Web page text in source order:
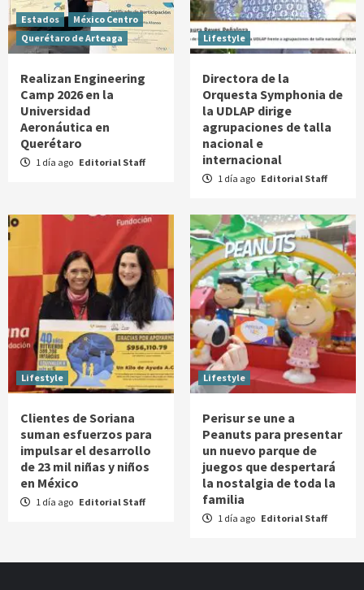
Estados
México Centro
Querétaro de Arteaga
Realizan Engineering
Camp 2026 en la
Universidad
Aeronáutica en
Querétaro
1 día ago Editorial Staff
Lifestyle
Directora de la
Orquesta Symphonia de
la UDLAP dirige
agrupaciones de talla
nacional e
internacional
1 día ago Editorial Staff
Lifestyle
Clientes de Soriana
suman esfuerzos para
impulsar el desarrollo
de 23 mil niñas y niños
en México
1 día ago Editorial Staff
Lifestyle
Perisur se une a
Peanuts para presentar
un nuevo parque de
juegos que despertará
la nostalgia de toda la
familia
1 día ago Editorial Staff